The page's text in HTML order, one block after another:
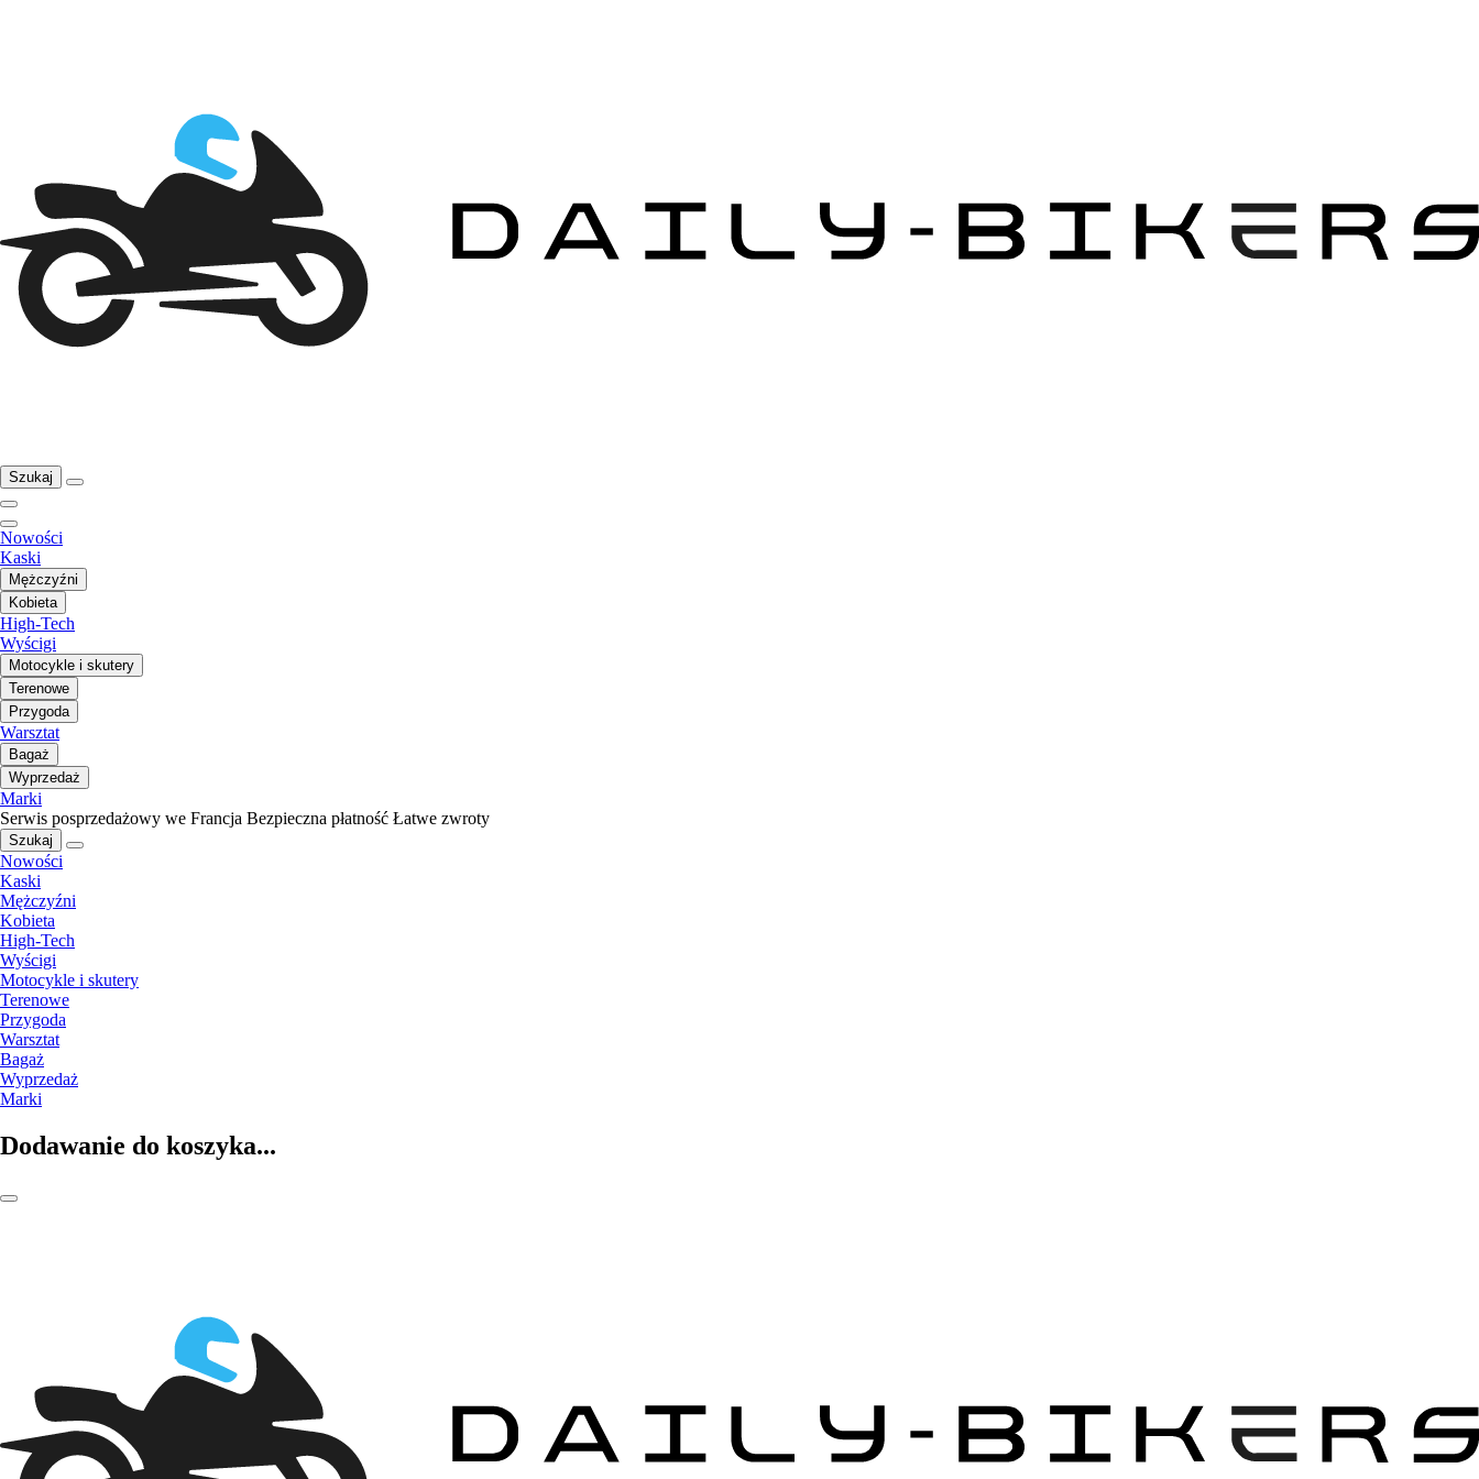
Szukaj
Nowości
Kaski
Mężczyźni
Kobieta
High-Tech
Wyścigi
Motocykle i skutery
Terenowe
Przygoda
Warsztat
Bagaż
Wyprzedaż
Marki
Serwis posprzedażowy we Francja Bezpieczna płatność Łatwe zwroty
Szukaj
Nowości
Kaski
Mężczyźni
Kobieta
High-Tech
Wyścigi
Motocykle i skutery
Terenowe
Przygoda
Warsztat
Bagaż
Wyprzedaż
Marki
Dodawanie do koszyka...